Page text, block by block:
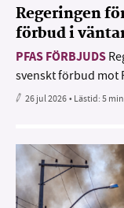
Regeringen
förbud i
PFAS FÖRBJUDS
svenskt förbud mot
26 jul 2026• Lästid:5 min